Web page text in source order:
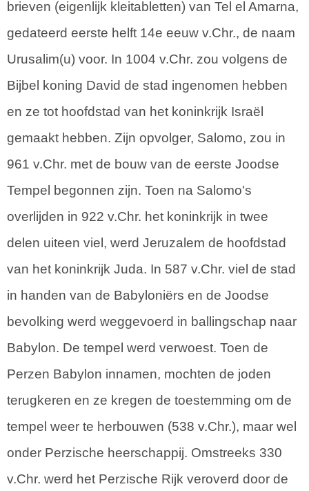
brieven (eigenlijk kleitabletten) van Tel el Amarna,
gedateerd eerste helft 14e eeuw v.Chr., de naam
Urusalim(u) voor. In 1004 v.Chr. zou volgens de
Bijbel koning David de stad ingenomen hebben
en ze tot hoofdstad van het koninkrijk Israël
gemaakt hebben. Zijn opvolger, Salomo, zou in
961 v.Chr. met de bouw van de eerste Joodse
Tempel begonnen zijn. Toen na Salomo's
overlijden in 922 v.Chr. het koninkrijk in twee
delen uiteen viel, werd Jeruzalem de hoofdstad
van het koninkrijk Juda. In 587 v.Chr. viel de stad
in handen van de Babyloniërs en de Joodse
bevolking werd weggevoerd in ballingschap naar
Babylon. De tempel werd verwoest. Toen de
Perzen Babylon innamen, mochten de joden
terugkeren en ze kregen de toestemming om de
tempel weer te herbouwen (538 v.Chr.), maar wel
onder Perzische heerschappij. Omstreeks 330
v.Chr. werd het Perzische Rijk veroverd door de